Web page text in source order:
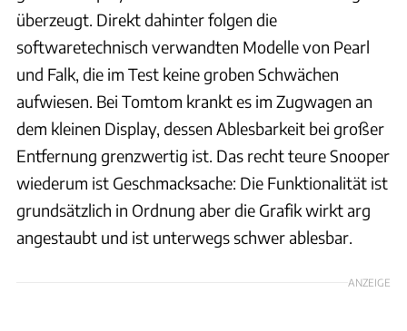
überzeugt. Direkt dahinter folgen die
softwaretechnisch verwandten Modelle von Pearl
und Falk, die im Test keine groben Schwächen
aufwiesen. Bei Tomtom krankt es im Zugwagen an
dem kleinen Display, dessen Ablesbarkeit bei großer
Entfernung grenzwertig ist. Das recht teure Snooper
wiederum ist Geschmacksache: Die Funktionalität ist
grundsätzlich in Ordnung aber die Grafik wirkt arg
angestaubt und ist unterwegs schwer ablesbar.
ANZEIGE